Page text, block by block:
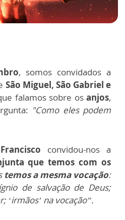
, somos convidados a
São Miguel, São Gabriel e
falamos sobre osanjos,
"Como eles podem
convidou-nos a
que temos com os
temos a mesma vocação:
de salvação de Deus;
‘irmãos’ na vocação”.